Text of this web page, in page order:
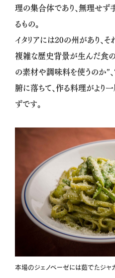
理の集合体であり、無理せ
るもの。
イタリアには20の州があり、
複雑な歴史背景が生んだ食の
の素材や調味料を使うのか”
腑に落ちて、作る料理がより
ずです。
本場のジェノベーゼには茹でたジャ